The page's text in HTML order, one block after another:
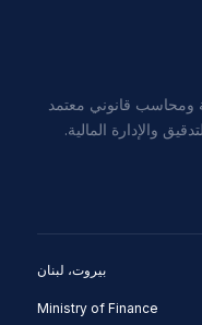
ومحاسب قانوني معتمد
والإدارة المالية.
بيروت، لبنان
Ministry of Finance